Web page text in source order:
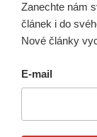
Zanechte nám
článek i do
Nové články
E-mail